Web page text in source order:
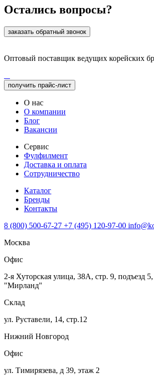
Остались вопросы?
заказать обратный звонок
Оптовый поставщик ведущих корейских
получить прайс-лист
О нас
О компании
Блог
Вакансии
Сервис
Фулфилмент
Доставка и оплата
Сотрудничество
Каталог
Бренды
Контакты
8 (800) 500-67-27 +7 (495) 120-97-00
Москва
Офис
2-я Хуторская улица, 38А, стр. 9, подъезд
"Мирланд"
Склад
ул. Руставели, 14, стр.12
Нижний Новгород
Офис
ул. Тимирязева, д 39, этаж 2